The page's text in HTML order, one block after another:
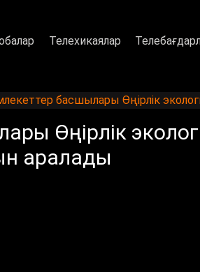
Телехикаялар
басшылары Өңірлік
Өңірлік
аралады